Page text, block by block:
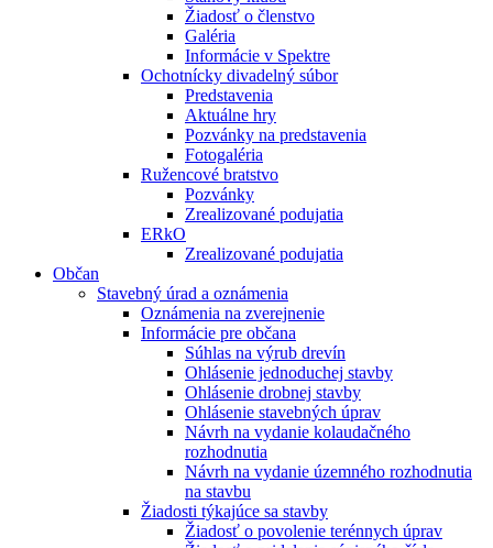
Žiadosť o členstvo
Galéria
Informácie v Spektre
Ochotnícky divadelný súbor
Predstavenia
Aktuálne hry
Pozvánky na predstavenia
Fotogaléria
Ružencové bratstvo
Pozvánky
Zrealizované podujatia
ERkO
Zrealizované podujatia
Občan
Stavebný úrad a oznámenia
Oznámenia na zverejnenie
Informácie pre občana
Súhlas na výrub drevín
Ohlásenie jednoduchej stavby
Ohlásenie drobnej stavby
Ohlásenie stavebných úprav
Návrh na vydanie kolaudačného
rozhodnutia
Návrh na vydanie územného rozhodnutia
na stavbu
Žiadosti týkajúce sa stavby
Žiadosť o povolenie terénnych úprav